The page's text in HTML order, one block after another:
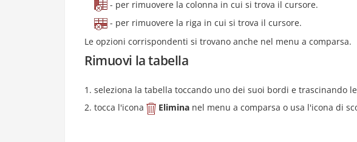
- per rimuovere la colonna in cui si trova il cursore.
- per rimuovere la riga in cui si trova il cursore.
Le opzioni corrispondenti si trovano anche nel menu a comparsa.
Rimuovi la tabella
seleziona la tabella toccando uno dei suoi bordi e trascinando
tocca l'icona
Elimina nel menu a comparsa o usa l'icona di